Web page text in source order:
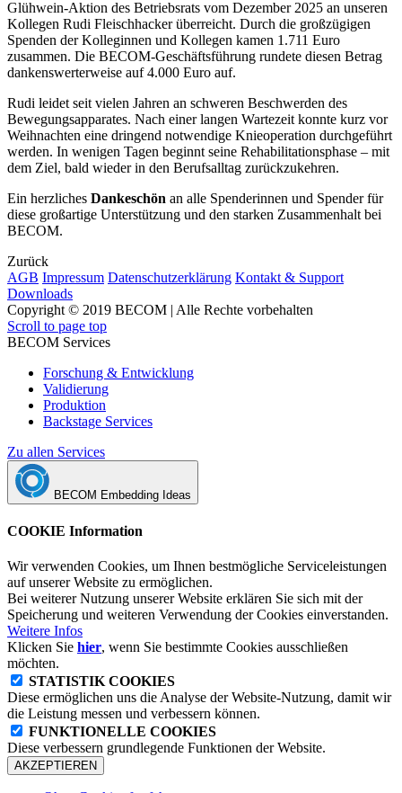
Glühwein-Aktion des Betriebsrats vom Dezember 2025 an unseren
Kollegen Rudi Fleischhacker überreicht. Durch die großzügigen
Spenden der Kolleginnen und Kollegen kamen 1.711 Euro
zusammen. Die BECOM-Geschäftsführung rundete diesen Betrag
dankenswerterweise auf 4.000 Euro auf.
Rudi leidet seit vielen Jahren an schweren Beschwerden des
Bewegungsapparates. Nach einer langen Wartezeit konnte kurz vor
Weihnachten eine dringend notwendige Knieoperation durchgeführt
werden. In wenigen Tagen beginnt seine Rehabilitationsphase – mit
dem Ziel, bald wieder in den Berufsalltag zurückzukehren.
Ein herzliches Dankeschön an alle Spenderinnen und Spender für
diese großartige Unterstützung und den starken Zusammenhalt bei
BECOM.
Zurück
AGB Impressum Datenschutzerklärung Kontakt & Support
Downloads
Copyright © 2019 BECOM | Alle Rechte vorbehalten
Scroll to page top
BECOM Services
Forschung & Entwicklung
Validierung
Produktion
Backstage Services
Zu allen Services
BECOM Embedding Ideas
COOKIE Information
Wir verwenden Cookies, um Ihnen bestmögliche Serviceleistungen
auf unserer Website zu ermöglichen.
Bei weiterer Nutzung unserer Website erklären Sie sich mit der
Speicherung und weiteren Verwendung der Cookies einverstanden.
Weitere Infos
Klicken Sie hier, wenn Sie bestimmte Cookies ausschließen
möchten.
STATISTIK COOKIES
Diese ermöglichen uns die Analyse der Website-Nutzung, damit wir
die Leistung messen und verbessern können.
FUNKTIONELLE COOKIES
Diese verbessern grundlegende Funktionen der Website.
AKZEPTIEREN